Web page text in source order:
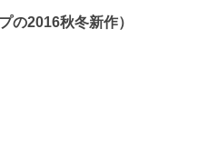
2016秋冬新作）